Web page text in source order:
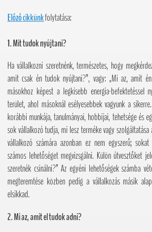
Előző cikkünkfolytatása:
1. Mit tudok nyújtani?
Ha vállalkozni szeretnénk, természetes, hogy
amit csak én tudok nyújtani?”, vagy: „Mi az, amit
másokhoz képest a legkisebb energia-befektetéssel
terület, ahol másoknál esélyesebbek vagyunk a
korábbi munkája, tanulmányai, hobbijai, tehetsége és
sok vállalkozó tudja, mi lesz terméke vagy
vállalkozó számára azonban ez nem egyszerű;
számos lehetőséget megvizsgálni. Külön útvesztőket
szeretnék csinálni?” Az egyéni lehetőségek számba
megteremtése közben pedig a vállalkozás másik
elsikkad.
2. Mi az, amit el tudok adni?